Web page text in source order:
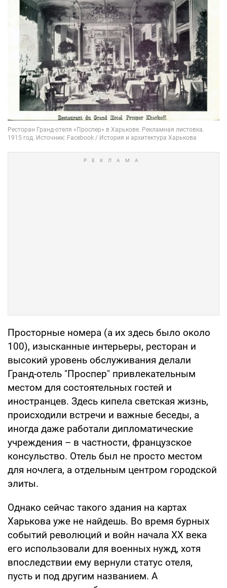
Просторные номера (а их здесь было около
100), изысканные интерьеры, ресторан и
высокий уровень обслуживания делали
Гранд-отель "Проспер" привлекательным
местом для состоятельных гостей и
иностранцев. Здесь кипела светская жизнь,
происходили встречи и важные беседы, а
иногда даже работали дипломатические
учреждения – в частности, французское
консульство. Отель был не просто местом
для ночлега, а отдельным центром городской
элиты.
Однако сейчас такого здания на картах
Харькова уже не найдешь. Во время бурных
событий революций и войн начала ХХ века
его использовали для военных нужд, хотя
впоследствии ему вернули статус отеля,
пусть и под другим названием. А